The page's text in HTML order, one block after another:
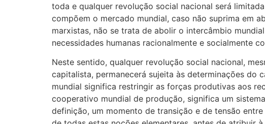
toda e qualquer revolução social nacional será
compõem o mercado mundial, caso não suprima em
marxistas, não se trata de abolir o intercâmbio
necessidades humanas racionalmente e socialmente
Neste sentido, qualquer revolução social nacional,
capitalista, permanecerá sujeita às determinações do
mundial significa restringir as forças produtivas aos
cooperativo mundial de produção, significa um
definição, um momento de transição e de tensão